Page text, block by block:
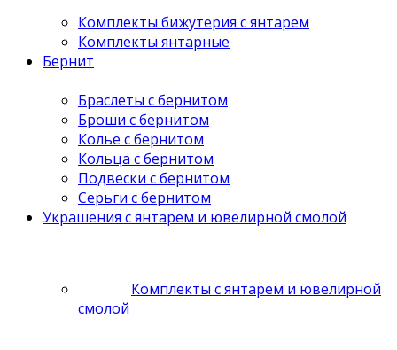
Комплекты бижутерия с янтарем
Комплекты янтарные
Бернит
Браслеты с бернитом
Броши с бернитом
Колье с бернитом
Кольца с бернитом
Подвески с бернитом
Серьги с бернитом
Украшения с янтарем и ювелирной смолой
Комплекты с янтарем и ювелирной
смолой